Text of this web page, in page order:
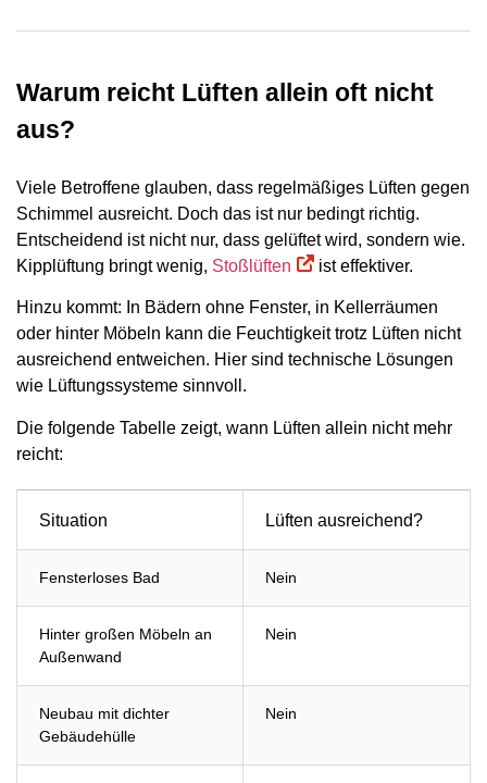
Warum reicht Lüften allein oft nicht
aus?
Viele Betroffene glauben, dass regelmäßiges Lüften gegen
Schimmel ausreicht. Doch das ist nur bedingt richtig.
Entscheidend ist nicht nur, dass gelüftet wird, sondern wie.
Kipplüftung bringt wenig, Stoßlüften ist effektiver.
Hinzu kommt: In Bädern ohne Fenster, in Kellerräumen
oder hinter Möbeln kann die Feuchtigkeit trotz Lüften nicht
ausreichend entweichen. Hier sind technische Lösungen
wie Lüftungssysteme sinnvoll.
Die folgende Tabelle zeigt, wann Lüften allein nicht mehr
reicht:
Situation Lüften ausreichend?
Fensterloses Bad Nein
Hinter großen Möbeln an
Außenwand
Nein
Neubau mit dichter
Gebäudehülle
Nein